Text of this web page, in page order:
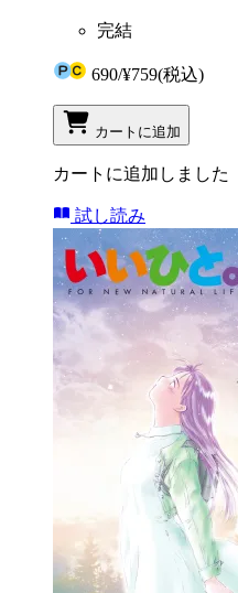
完結
690/¥759(税込)
カートに追加
カートに追加しました
試し読み